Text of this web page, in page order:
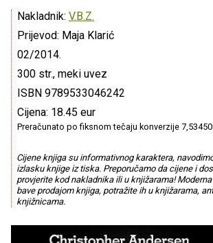
Nakladnik: V.B.Z.
Prijevod: Maja Klarić
02/2014.
300 str., meki uvez
ISBN 9789533046242
Cijena: 18.45 eur
Preračunato po fiksnom tečaju konverzije
Cijene knjiga su informativnog karaktera,
izlasku knjige iz tiska. Preporučamo da cijene i
provjerite kod nakladnika ili u knjižarama!
bave prodajom knjiga, potražite ih u knjižarama,
knjižnicama.